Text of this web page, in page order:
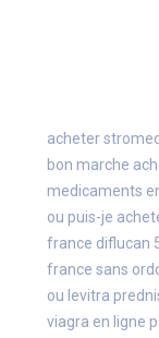
acheter
bon marche
medicaments
ou puis-je
france diflucan
france sans
ou levitra
viagra en ligne